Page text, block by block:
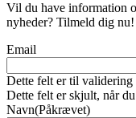
Vil du have information
nyheder? Tilmeld dig nu!
Email
Dette felt er til
Dette felt er skjult, når
Navn(Påkrævet)